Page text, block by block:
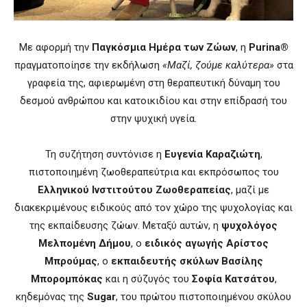
Με αφορμή την Παγκόσμια Ημέρα των Ζώων, η Purina®
πραγματοποίησε την εκδήλωση «Μαζί, ζούμε καλύτερα» στα
γραφεία της, αφιερωμένη στη θεραπευτική δύναμη του
δεσμού ανθρώπου και κατοικιδίου και στην επίδρασή του
στην ψυχική υγεία.
Τη συζήτηση συντόνισε η Ευγενία Καραζιώτη,
πιστοποιημένη ζωοθεραπεύτρια και εκπρόσωπος του
Ελληνικού Ινστιτούτου Ζωοθεραπείας, μαζί με
διακεκριμένους ειδικούς από τον χώρο της ψυχολογίας και
της εκπαίδευσης ζώων. Μεταξύ αυτών, η ψυχολόγος
Μελπομένη Δήμου, ο ειδικός αγωγής Αρίστος
Μπρούμας, ο εκπαιδευτής σκύλων Βασίλης
Μπορομπόκας και η σύζυγός του Σοφία Κατσάτου,
κηδεμόνας της Sugar, του πρώτου πιστοποιημένου σκύλου